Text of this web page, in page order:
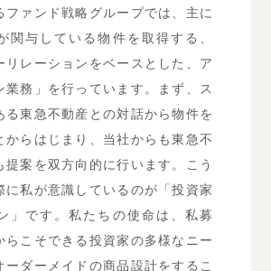
ファンド戦略グループでは、主に
関与している物件を取得する、
リレーションをベースとした、ア
業務」を行っています。まず、ス
る東急不動産との対話から物件を
からはじまり、当社からも東急不
提案を双方向的に行います。こう
に私が意識しているのが「投資家
」です。私たちの使命は、私募
らこそできる投資家の多様なニー
ーダーメイドの商品設計をするこ